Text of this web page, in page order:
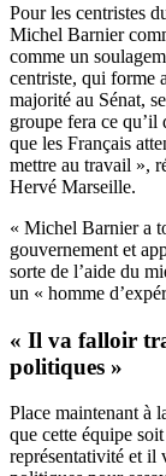
Pour les centristes
Michel Barnier
comme un
centriste, qui forme
majorité au Sénat,
groupe fera ce
que les Français
mettre au travail »,
Hervé Marseille.
« Michel Barnier a
gouvernement et
sorte de l’aide du
un « homme
« Il va falloir
politiques »
Place maintenant à
que cette équipe
représentativité et il